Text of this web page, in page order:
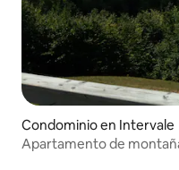
Condominio en Intervale
Apartamento de